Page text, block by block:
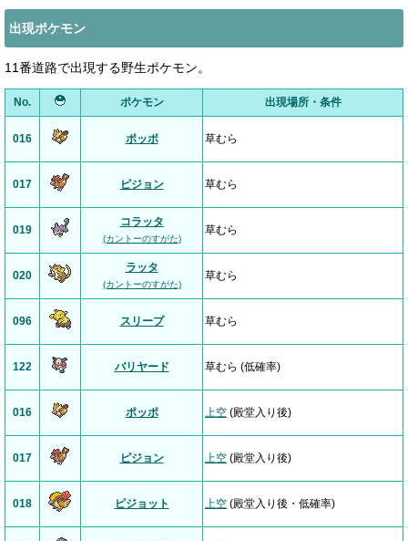
出現ポケモン
11番道路で出現する野生ポケモン。
No. ポケモン 出現場所・条件
016 ポッポ 草むら
017 ピジョン 草むら
019
コラッタ
(カントーのすがた)
草むら
020
ラッタ
(カントーのすがた)
草むら
096 スリープ 草むら
122 バリヤード 草むら (低確率)
016 ポッポ 上空 (殿堂入り後)
017 ピジョン 上空 (殿堂入り後)
018 ピジョット 上空 (殿堂入り後・低確率)